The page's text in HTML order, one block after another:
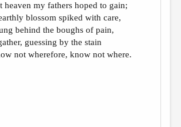
heaven my fathers hoped to gain;
blossom spiked with care,
behind the boughs of pain,
guessing by the stain
not wherefore, know not where.